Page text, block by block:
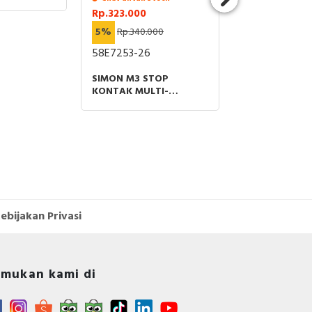
Rp.323.000
5% Rp.340.000
58E7253-26
SIMON M3 STOP
KONTAK MULTI-
Privasi
kami di